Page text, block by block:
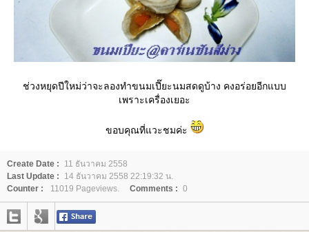
ช่วงหยุดปีใหม่ว่าจะลองทำขนมเปี๊ยะนมสดดูบ้าง คงอร่อยอีกแบบ
เพราะเครื่องเยอะ
ขอบคุณที่แวะชมค่ะ
Create Date :
11 ธันวาคม 2558
Last Update :
14 ธันวาคม 2558 22:19:32 น.
Counter :
11019 Pageviews. Comments : 0